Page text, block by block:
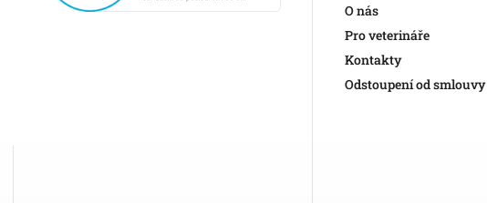
O nás
Pro veterináře
Kontakty
Odstoupení od smlouvy